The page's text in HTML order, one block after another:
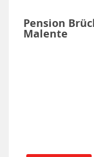
Pension
Malente